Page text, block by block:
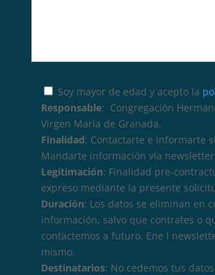
Soy mayor de edad y acepto la
Responsable: Congregación
Virgen María de Granada.
Finalidad: Contactarte e informarte
Mandarte información vía
Legitimación: Finalidad pre-
expreso mediante la presente
Duración: Los datos se eliminan en
información, salvo que contrates o
contactemos a futuro. Ene l
mismo.
Destinatarios: No cedemos tus